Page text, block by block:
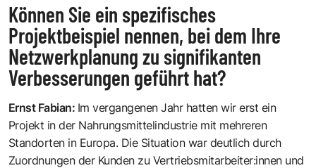
Können Sie ein spezifisches
Projektbeispiel nennen, bei dem Ihre
Netzwerkplanung zu signifikanten
Verbesserungen geführt hat?
Ernst Fabian: Im vergangenen Jahr hatten wir erst ein
Projekt in der Nahrungsmittelindustrie mit mehreren
Standorten in Europa. Die Situation war deutlich durch
Zuordnungen der Kunden zu Vertriebsmitarbeiter:innen und